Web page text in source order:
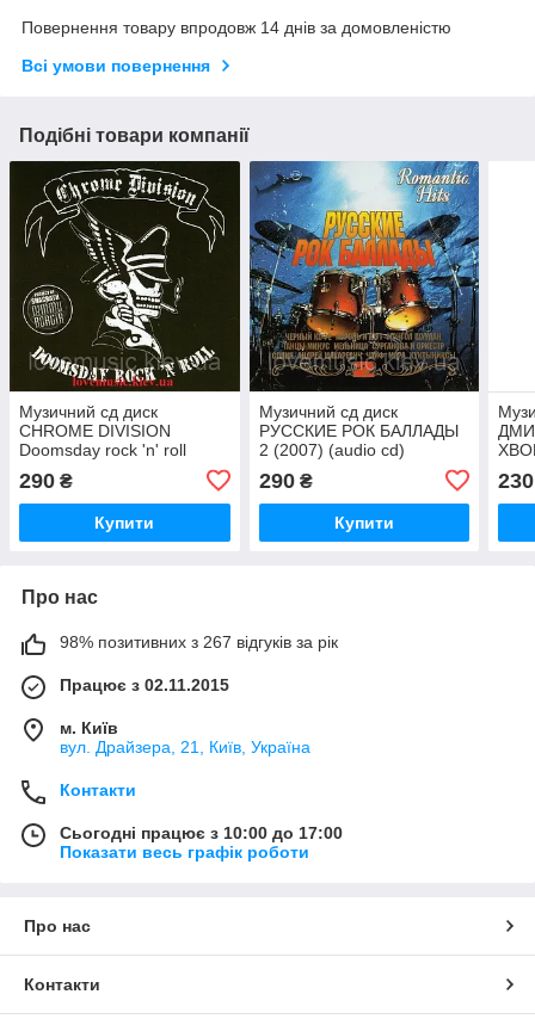
Повернення товару впродовж 14 днів за домовленістю
Всі умови повернення
Подібні товари компанії
Музичний сд диск
CHROME DIVISION
Doomsday rock 'n' roll
290 ₴
Купити
Музичний сд диск
РУССКИЕ РОК БАЛЛАДЫ
2 (2007) (audio cd)
290₴
Купити
230
Про нас
98% позитивних з 267 відгуків за рік
Працює з 02.11.2015
м. Київ
вул. Драйзера, 21, Київ, Україна
Контакти
Сьогодні працює з 10:00 до 17:00
Показати весь графік роботи
Про нас
Контакти